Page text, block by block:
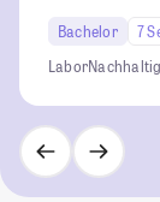
Bachelor
7
Labor